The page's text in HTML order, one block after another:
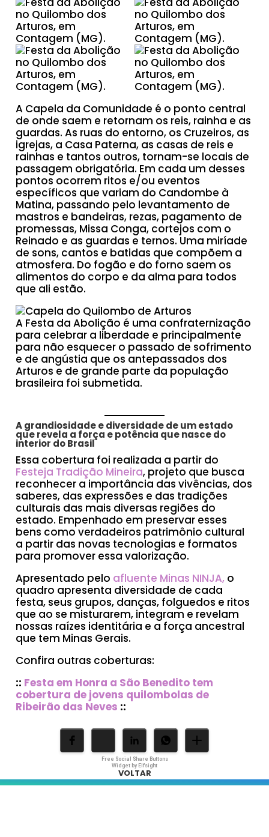
A Capela da Comunidade é o ponto central
de onde saem e retornam os reis, rainha e as
guardas. As ruas do entorno, os Cruzeiros, as
igrejas, a Casa Paterna, as casas de reis e
rainhas e tantos outros, tornam-se locais de
passagem obrigatória. Em cada um desses
pontos ocorrem ritos e/ou eventos
específicos que variam do Candombe à
Matina, passando pelo levantamento de
mastros e bandeiras, rezas, pagamento de
promessas, Missa Conga, cortejos com o
Reinado e as guardas e ternos. Uma miríade
de sons, cantos e batidas que compõem a
atmosfera. Do fogão e do forno saem os
alimentos do corpo e da alma para todos
que ali estão.
A Festa da Abolição é uma confraternização
para celebrar a liberdade e principalmente
para não esquecer o passado de sofrimento
e de angústia que os antepassados dos
Arturos e de grande parte da população
brasileira foi submetida.
A grandiosidade e diversidade de um estado
que revela a força e potência que nasce do
interior do Brasil
Essa cobertura foi realizada a partir do
Festeja Tradição Mineira, projeto que busca
reconhecer a importância das vivências, dos
saberes, das expressões e das tradições
culturais das mais diversas regiões do
estado. Empenhado em preservar esses
bens como verdadeiros patrimônio cultural
a partir das novas tecnologias e formatos
para promover essa valorização.
Apresentado pelo afluente Minas NINJA, o
quadro apresenta diversidade de cada
festa, seus grupos, danças, folguedos e ritos
que ao se misturarem, integram e revelam
nossas raízes identitária e a força ancestral
que tem Minas Gerais.
Confira outras coberturas:
:: Festa em Honra a São Benedito tem
cobertura de jovens quilombolas de
Ribeirão das Neves ::
Free Social Share Buttons
Widget by Elfsight
VOLTAR